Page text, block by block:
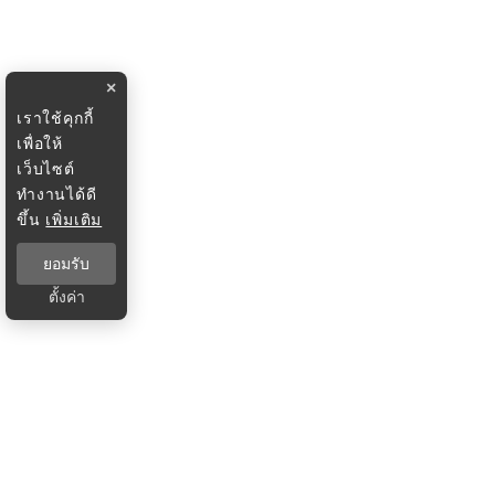
×
เราใช้คุกกี้
เพื่อให้
เว็บไซต์
ทำงานได้ดี
ขึ้น เพิ่มเติม
ยอมรับ
ตั้งค่า